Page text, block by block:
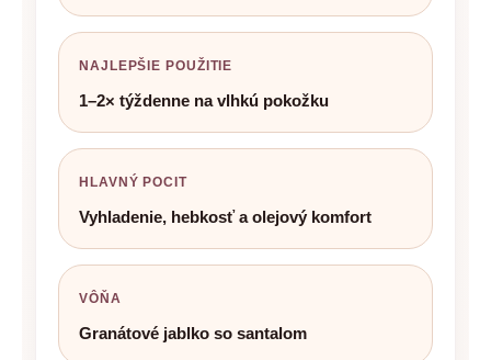
NAJLEPŠIE POUŽITIE
1–2× týždenne na vlhkú pokožku
HLAVNÝ POCIT
Vyhladenie, hebkosť a olejový komfort
VÔŇA
Granátové jablko so santalom